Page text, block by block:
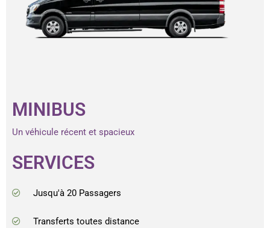
MINIBUS
Un véhicule récent et spacieux
SERVICES
Jusqu'à 20 Passagers
Transferts toutes distance